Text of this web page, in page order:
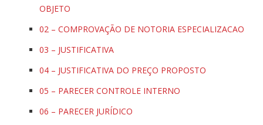
OBJETO
02 – COMPROVAÇÃO DE NOTORIA ESPECIALIZACAO
03 – JUSTIFICATIVA
04 – JUSTIFICATIVA DO PREÇO PROPOSTO
05 – PARECER CONTROLE INTERNO
06 – PARECER JURÍDICO